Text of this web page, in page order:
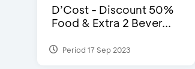
D’Cost - Discount 50%
Food & Extra 2 Bever...
Period 17 Sep 2023